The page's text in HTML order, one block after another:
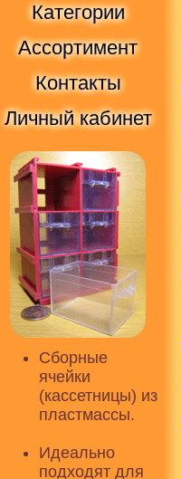
Категории
Ассортимент
Контакты
Личный кабинет
Сборные
ячейки
(кассетницы) из
пластмассы.
Идеально
подходят для